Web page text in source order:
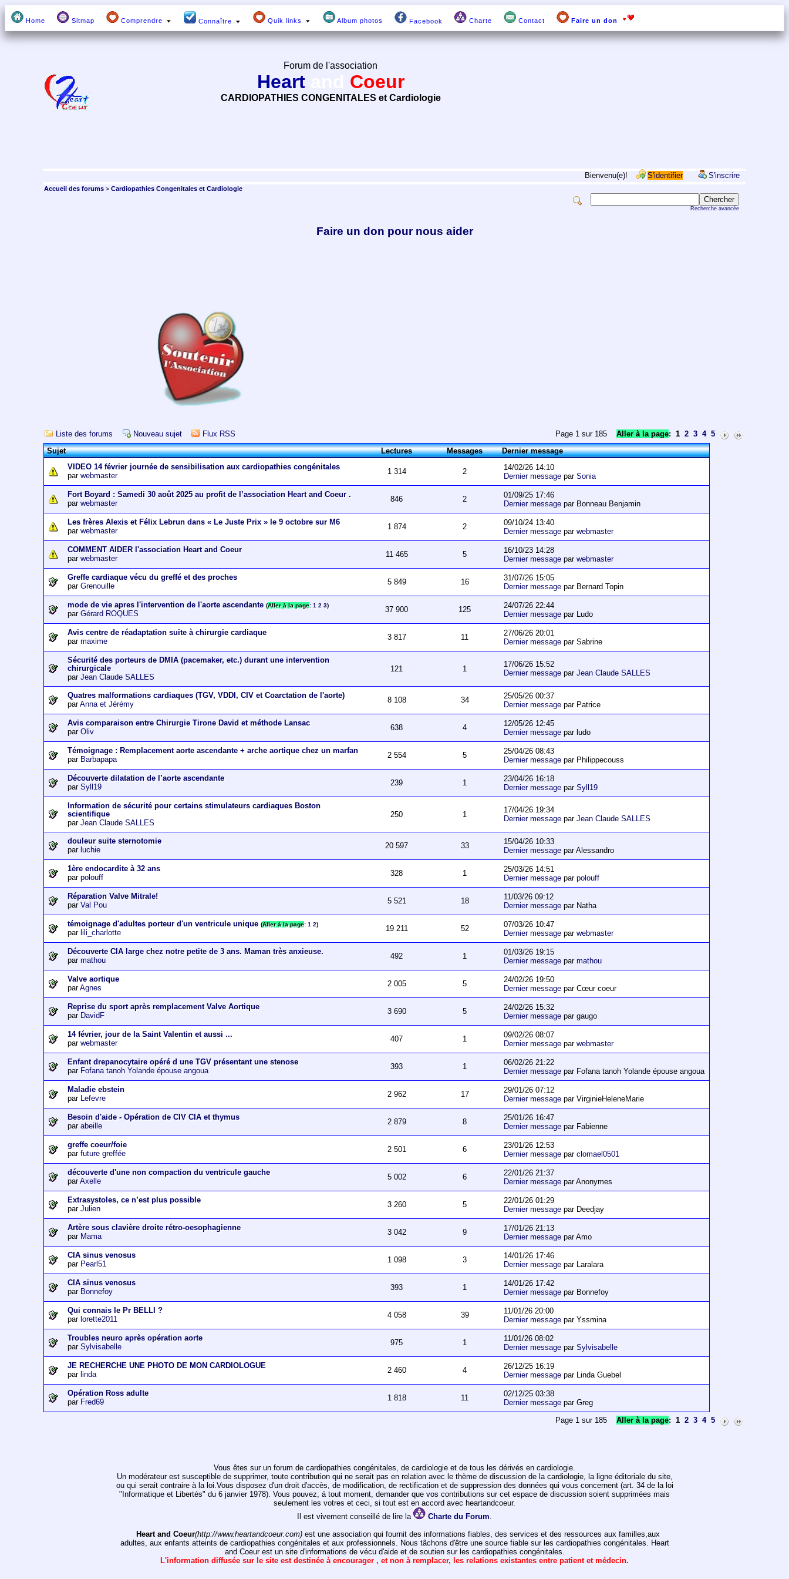
Home Sitmap Comprendre Connaître Quik links Album photos Facebook Charte Contact Faire un don
Forum de l'association
Heart Coeur
CARDIOPATHIES CONGENITALES et Cardiologie
Bienvenu(e)! S'identifier S'inscrire
Accueil des forums >Cardiopathies Congenitales et Cardiologie
Recherche avancée
Faire un don pour nous aider
Page 1 sur 185 Aller à la page: 1 2 3 4 5
Liste des forums Nouveau sujet
Flux RSS
Sujet
Lectures Messages Dernier message
VIDEO 14 février journée de sensibilisation aux cardiopathies congénitales
parwebmaster 1 314 2
14/02/26 14:10
Dernier message parSonia
Fort Boyard : Samedi 30 août 2025 au profit de l’association Heart and Coeur .
parwebmaster 846 2
01/09/25 17:46
Dernier message par Bonneau Benjamin
Les frères Alexis et Félix Lebrun dans « Le Juste Prix » le 9 octobre sur M6
parwebmaster 1 874 2
09/10/24 13:40
Dernier message parwebmaster
COMMENT AIDER l'association Heart and Coeur
parwebmaster 11 465 5
16/10/23 14:28
Dernier message parwebmaster
Greffe cardiaque vécu du greffé et des proches
parGrenouille 5 849 16
31/07/26 15:05
Dernier message par Bernard Topin
mode de vie apres l'intervention de l'aorte ascendante (Aller à la page:1 2 3)
parGérard ROQUES 37 900 125
24/07/26 22:44
Dernier message par Ludo
Avis centre de réadaptation suite à chirurgie cardiaque
parmaxime 3 817 11
27/06/26 20:01
Dernier message par Sabrine
Sécurité des porteurs de DMIA (pacemaker, etc.) durant une intervention
chirurgicale
parJean Claude SALLES
121 1
17/06/26 15:52
Dernier message parJean Claude SALLES
Quatres malformations cardiaques (TGV, VDDI, CIV et Coarctation de l'aorte)
parAnna et Jérémy 8 108 34
25/05/26 00:37
Dernier message par Patrice
Avis comparaison entre Chirurgie Tirone David et méthode Lansac
parOliv 638 4
12/05/26 12:45
Dernier message par ludo
Témoignage : Remplacement aorte ascendante + arche aortique chez un marfan
par Barbapapa 2 554 5
25/04/26 08:43
Dernier message par Philippecouss
Découverte dilatation de l’aorte ascendante
parSyll19 239 1
23/04/26 16:18
Dernier message parSyll19
Information de sécurité pour certains stimulateurs cardiaques Boston
scientifique
parJean Claude SALLES
250 1
17/04/26 19:34
Dernier message parJean Claude SALLES
douleur suite sternotomie
par luchie 20 597 33
15/04/26 10:33
Dernier message par Alessandro
1ère endocardite à 32 ans
parpolouff 328 1
25/03/26 14:51
Dernier message parpolouff
Réparation Valve Mitrale!
parVal Pou 5 521 18
11/03/26 09:12
Dernier message par Natha
témoignage d'adultes porteur d'un ventricule unique (Aller à la page:1 2)
par lili_charlotte 19 211 52
07/03/26 10:47
Dernier message parwebmaster
Découverte CIA large chez notre petite de 3 ans. Maman très anxieuse.
parmathou 492 1
01/03/26 19:15
Dernier message parmathou
Valve aortique
parAgnes 2 005 5
24/02/26 19:50
Dernier message par Cœur coeur
Reprise du sport après remplacement Valve Aortique
par DavidF 3 690 5
24/02/26 15:32
Dernier message par gaugo
14 février, jour de la Saint Valentin et aussi ...
parwebmaster 407 1
09/02/26 08:07
Dernier message parwebmaster
Enfant drepanocytaire opéré d une TGV présentant une stenose
par Fofana tanoh Yolande épouse angoua 393 1
06/02/26 21:22
Dernier message par Fofana tanoh Yolande épouse angoua
Maladie ebstein
par Lefevre 2 962 17
29/01/26 07:12
Dernier message par VirginieHeleneMarie
Besoin d'aide - Opération de CIV CIA et thymus
parabeille 2 879 8
25/01/26 16:47
Dernier message par Fabienne
greffe coeur/foie
parfuture greffée 2 501 6
23/01/26 12:53
Dernier message parclomael0501
découverte d'une non compaction du ventricule gauche
parAxelle 5 002 6
22/01/26 21:37
Dernier message par Anonymes
Extrasystoles, ce n’est plus possible
parJulien 3 260 5
22/01/26 01:29
Dernier message par Deedjay
Artère sous clavière droite rétro-oesophagienne
par Mama 3 042 9
17/01/26 21:13
Dernier message par Amo
CIA sinus venosus
par Pearl51 1 098 3
14/01/26 17:46
Dernier message par Laralara
CIA sinus venosus
par Bonnefoy 393 1
14/01/26 17:42
Dernier message par Bonnefoy
Qui connais le Pr BELLI ?
par lorette2011 4 058 39
11/01/26 20:00
Dernier message par Yssmina
Troubles neuro après opération aorte
parSylvisabelle 975 1
11/01/26 08:02
Dernier message parSylvisabelle
JE RECHERCHE UNE PHOTO DE MON CARDIOLOGUE
par linda 2 460 4
26/12/25 16:19
Dernier message par Linda Guebel
Opération Ross adulte
par Fred69 1 818 11
02/12/25 03:38
Dernier message par Greg
Page 1 sur 185 Aller à la page: 1 2 3 4 5
Vous êtes sur un forum de cardiopathies congénitales, de cardiologie et de tous les dérivés en cardiologie.
Un modérateur est susceptible de supprimer, toute contribution qui ne serait pas en relation avec le thème de discussion de la cardiologie, la ligne éditoriale du site,
ou qui serait contraire à la loi.Vous disposez d'un droit d'accès, de modification, de rectification et de suppression des données qui vous concernent (art. 34 de la loi
"Informatique et Libertés" du 6 janvier 1978). Vous pouvez, á tout moment, demander que vos contributions sur cet espace de discussion soient supprimées mais
seulement les votres et ceci, si tout est en accord avec heartandcoeur.
Il est vivement conseillé de lire la
Charte du Forum.
Heart and Coeur(http://www.heartandcoeur.com) est une association qui fournit des informations fiables, des services et des ressources aux familles,aux
adultes, aux enfants atteints de cardiopathies congénitales et aux professionnels. Nous tâchons d'être une source fiable sur les cardiopathies congénitales. Heart
and Coeur est un site d'informations de vécu d'aide et de soutien sur les cardiopathies congénitales.
L'information diffusée sur le site est destinée à encourager , et non à remplacer, les relations existantes entre patient et médecin.